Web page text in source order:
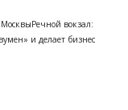
вокзал:
и делает бизнес